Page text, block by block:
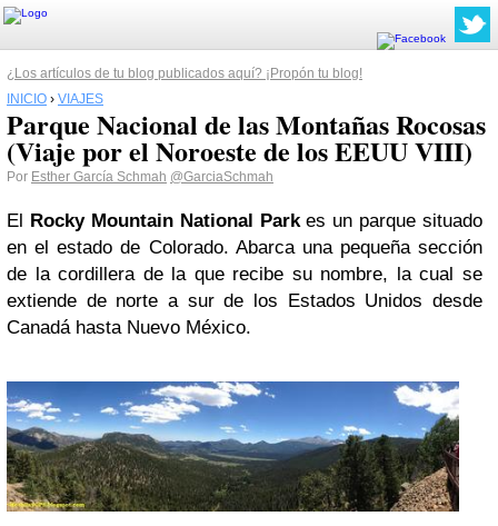
¿Los artículos de tu blog publicados aquí? ¡Propón tu blog!
INICIO › VIAJES
Parque Nacional de las Montañas Rocosas
(Viaje por el Noroeste de los EEUU VIII)
Por Esther García Schmah @GarciaSchmah
El Rocky Mountain National Parkes un parque situado
en el estado de Colorado. Abarca una pequeña sección
de la cordillera de la que recibe su nombre, la cual se
extiende de norte a sur de los Estados Unidos desde
Canadá hasta Nuevo México.